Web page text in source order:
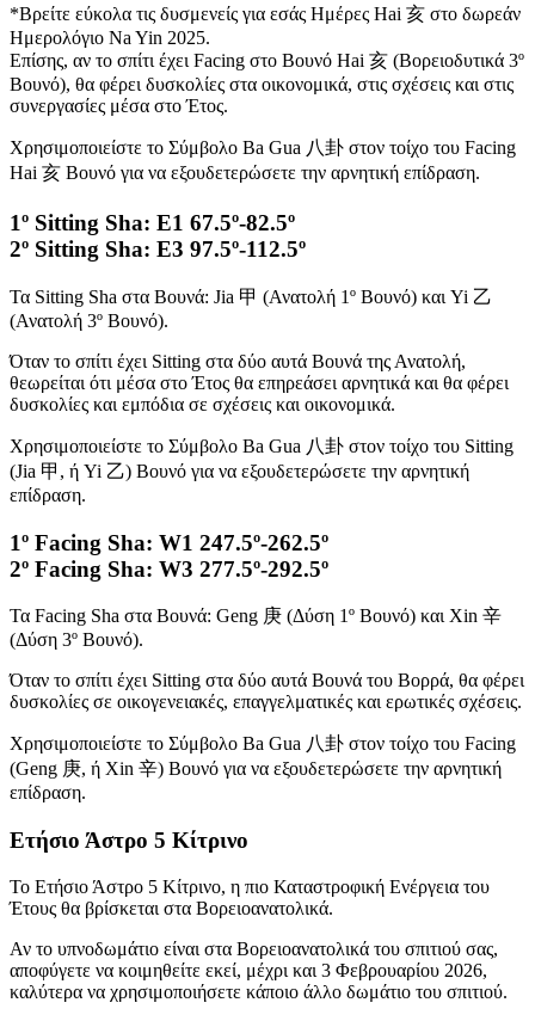
*Βρείτε εύκολα τις δυσμενείς για εσάς Ημέρες Hai 亥 στο δωρεάν
Ημερολόγιο Na Yin 2025.
Επίσης, αν το σπίτι έχει Facing στο Βουνό Hai 亥 (Βορειοδυτικά 3º
Βουνό), θα φέρει δυσκολίες στα οικονομικά, στις σχέσεις και στις
συνεργασίες μέσα στο Έτος.
Χρησιμοποιείστε το Σύμβολο Ba Gua 八卦 στον τοίχο του Facing
Hai 亥 Βουνό για να εξουδετερώσετε την αρνητική επίδραση.
1º Sitting Sha: Ε1 67.5º-82.5º
2º Sitting Sha: Ε3 97.5º-112.5º
Τα Sitting Sha στα Βουνά: Jia 甲 (Ανατολή 1º Βουνό) και Yi 乙
(Ανατολή 3º Βουνό).
Όταν το σπίτι έχει Sitting στα δύο αυτά Βουνά της Ανατολή,
θεωρείται ότι μέσα στο Έτος θα επηρεάσει αρνητικά και θα φέρει
δυσκολίες και εμπόδια σε σχέσεις και οικονομικά.
Χρησιμοποιείστε το Σύμβολο Ba Gua 八卦 στον τοίχο του Sitting
(Jia 甲, ή Yi 乙) Βουνό για να εξουδετερώσετε την αρνητική
επίδραση.
1º Facing Sha: W1 247.5º-262.5º
2º Facing Sha: W3 277.5º-292.5º
Τα Facing Sha στα Βουνά: Geng 庚 (Δύση 1º Βουνό) και Xin 辛
(Δύση 3º Βουνό).
Όταν το σπίτι έχει Sitting στα δύο αυτά Βουνά του Βορρά, θα φέρει
δυσκολίες σε οικογενειακές, επαγγελματικές και ερωτικές σχέσεις.
Χρησιμοποιείστε το Σύμβολο Ba Gua 八卦 στον τοίχο του Facing
(Geng 庚, ή Xin 辛) Βουνό για να εξουδετερώσετε την αρνητική
επίδραση.
Ετήσιο Άστρο 5 Κίτρινο
Το Ετήσιο Άστρο 5 Κίτρινο, η πιο Καταστροφική Ενέργεια του
Έτους θα βρίσκεται στα Βορειοανατολικά.
Αν το υπνοδωμάτιο είναι στα Βορειοανατολικά του σπιτιού σας,
αποφύγετε να κοιμηθείτε εκεί, μέχρι και 3 Φεβρουαρίου 2026,
καλύτερα να χρησιμοποιήσετε κάποιο άλλο δωμάτιο του σπιτιού.